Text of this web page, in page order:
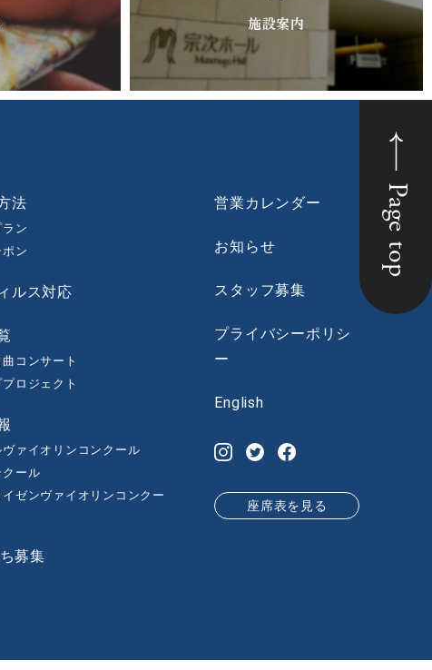
施設案内
Page top
法
ン
ン
ルス対応
コンサート
ロジェクト
ァイオリンコンクール
ール
ゼンヴァイオリンコンクー
募集
営業カレンダー
お知らせ
スタッフ募集
プライバシーポリシ
ー
English
座席表を見る